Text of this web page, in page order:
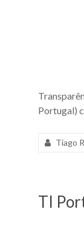
Portugal)
Tiago
TI